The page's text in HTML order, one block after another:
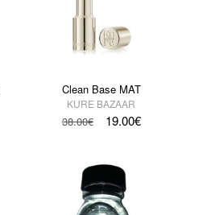
Clean Base MAT
KURE BAZAAR
38.00€ 19.00€